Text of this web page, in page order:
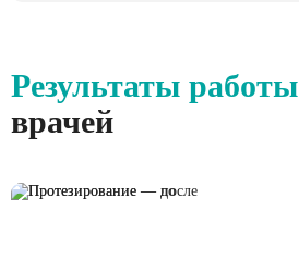
Результаты работы
врачей